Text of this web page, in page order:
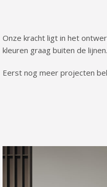
Onze kracht ligt in het
kleuren graag buiten de
Eerst nog meer projecten